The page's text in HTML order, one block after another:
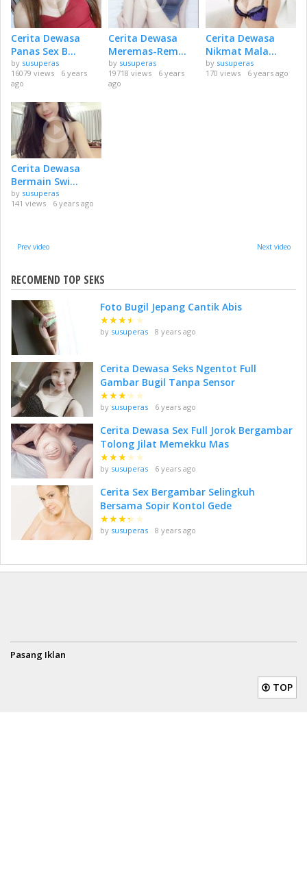
Cerita Dewasa
Panas Sex B...
by susuperas
16079 views
6 years
ago
Cerita Dewasa
Meremas-Rem...
by susuperas
19718 views
6 years
ago
Cerita Dewasa
Nikmat Mala...
by susuperas
170 views
6 years ago
Cerita Dewasa
Bermain Swi...
by susuperas
141 views
6 years ago
Prev video Next video
RECOMEND TOP SEKS
Foto Bugil Jepang Cantik Abis
★★★★ ★
by susuperas 8 years ago
Cerita Dewasa Seks Ngentot Full
Gambar Bugil Tanpa Sensor
★★★★ ★
by susuperas 6 years ago
Cerita Dewasa Sex Full Jorok Bergambar
Tolong Jilat Memekku Mas
★★★★ ★
by susuperas 6 years ago
Cerita Sex Bergambar Selingkuh
Bersama Sopir Kontol Gede
★★★★ ★
by susuperas 8 years ago
Pasang Iklan
TOP